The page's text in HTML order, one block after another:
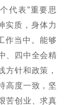
代表”重要思
实质，身体力
作当中。能够
、四中全会精
方针和政策，
高度一致，坚
苦创业、求真